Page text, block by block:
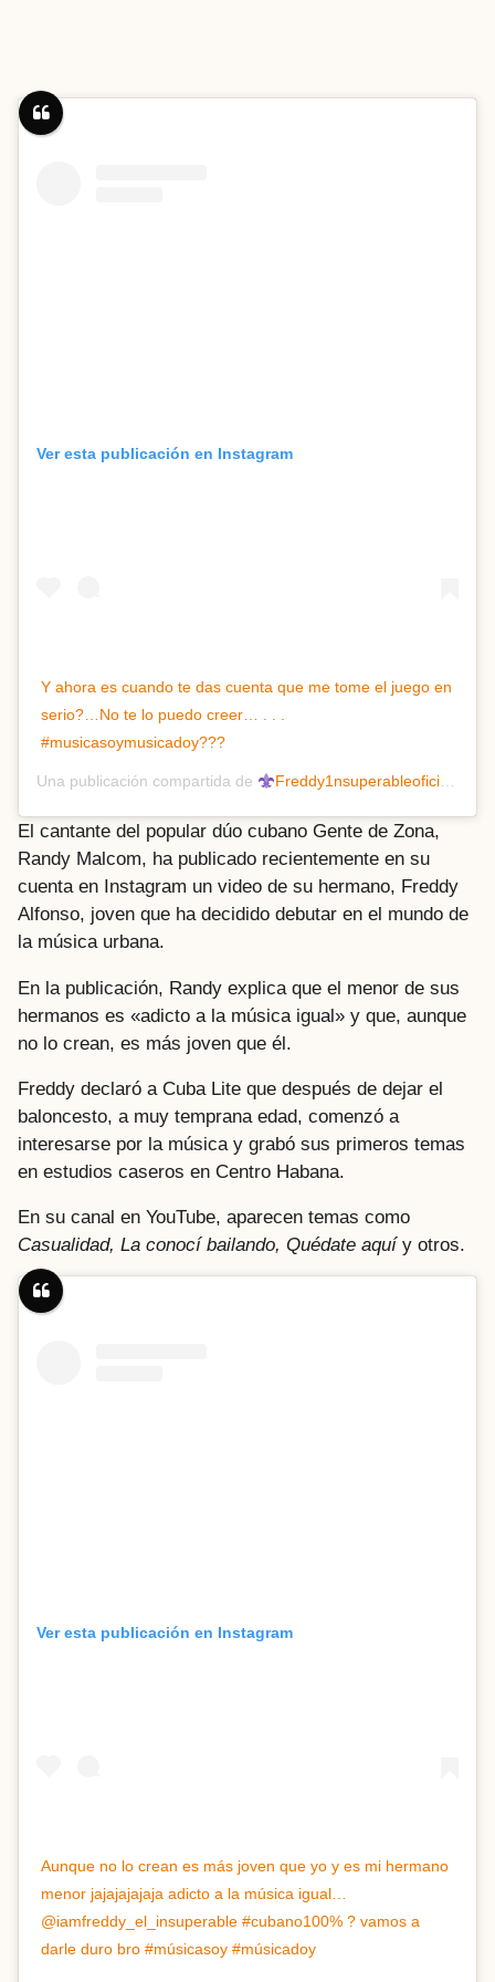
Ver esta publicación en Instagram
Y ahora es cuando te das cuenta que me tome el juego en
serio?…No te lo puedo creer… . . .
#musicasoymusicadoy???
Una publicación compartida de Freddy1nsuperableoficial
El cantante del popular dúo cubano Gente de Zona,
Randy Malcom, ha publicado recientemente en su
cuenta en Instagram un video de su hermano, Freddy
Alfonso, joven que ha decidido debutar en el mundo de
la música urbana.
En la publicación, Randy explica que el menor de sus
hermanos es «adicto a la música igual» y que, aunque
no lo crean, es más joven que él.
Freddy declaró a Cuba Lite que después de dejar el
baloncesto, a muy temprana edad, comenzó a
interesarse por la música y grabó sus primeros temas
en estudios caseros en Centro Habana.
En su canal en YouTube, aparecen temas como
Casualidad, La conocí bailando, Quédate aquí y otros.
Ver esta publicación en Instagram
Aunque no lo crean es más joven que yo y es mi hermano
menor jajajajajaja adicto a la música igual…
@iamfreddy_el_insuperable #cubano100% ? vamos a
darle duro bro #músicasoy #músicadoy